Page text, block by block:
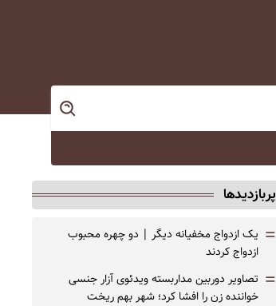
پربازدیدها
= یک ازدواج مخفیانه دیگر | دو چهره محبوب
ازدواج کردند
= تصاویر دوربین مداربسته ویدئوی آزار جنسی
خواننده زن را افشا کرد؛ شهر بهم ریخت